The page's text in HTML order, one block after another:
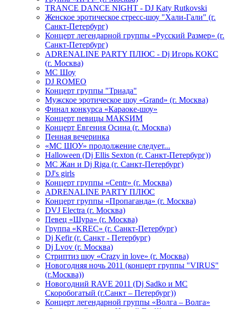
TRANCE DANCE NIGHT - DJ Katy Rutkovski
Женское эротическое стресс-шоу "Хали-Гали" (г.
Санкт-Петербург)
Концерт легендарной группы «Русский Размер» (г.
Санкт-Петербург)
ADRENALINE PARTY ПЛЮС - Dj Игорь КОКС
(г. Москва)
MC Шоу
DJ ROMEO
Концерт группы "Триада"
Мужское эротическое шоу «Grand» (г. Москва)
Финал конкурса «Караоке-шоу»
Концерт певицы МАКSИМ
Концерт Евгения Осина (г. Москва)
Пенная вечеринка
«МС ШОУ» продолжение следует...
Halloween (Dj Ellis Sexton (г. Санкт-Петербург))
МС Жан и Dj Riga (г. Санкт-Петербург)
DJ's girls
Концерт группы «Centr» (г. Москва)
ADRENALINE PARTY ПЛЮС
Концерт группы «Пропаганда» (г. Москва)
DVJ Electra (г. Москва)
Певец «Шура» (г. Москва)
Группа «KREC» (г. Санкт-Петербург)
Dj Kefir (г. Санкт - Петербург)
Dj Lvov (г. Москва)
Стриптиз шоу «Crazy in love» (г. Москва)
Новогодняя ночь 2011 (концерт группы "VIRUS"
(г.Москва))
Новогодний RAVE 2011 (Dj Sadko и MC
Скоробогатый (г.Санкт – Петербург))
Концерт легендарной группы «Волга – Волга»